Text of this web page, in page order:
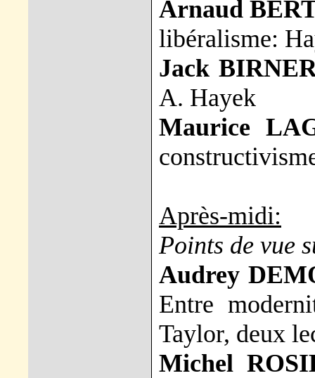
Arnaud
libéralisme:
Jack
A. Hayek
Maurice
Après-midi:
Points de vue
Audrey
Entre
Taylor, deux
Michel